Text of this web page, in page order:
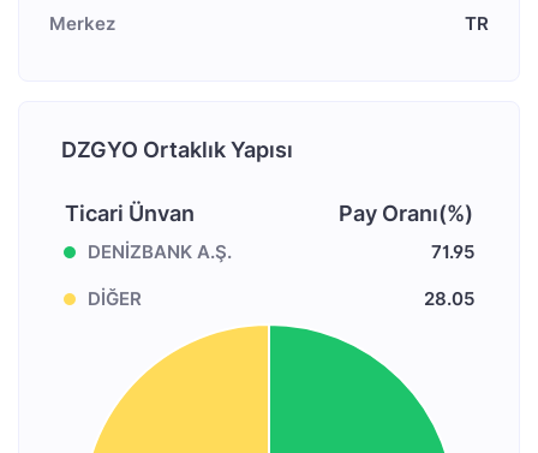
Merkez TR
DZGYO Ortaklık Yapısı
Ticari Ünvan Pay Oranı(%)
DENİZBANK A.Ş. 71.95
DİĞER 28.05